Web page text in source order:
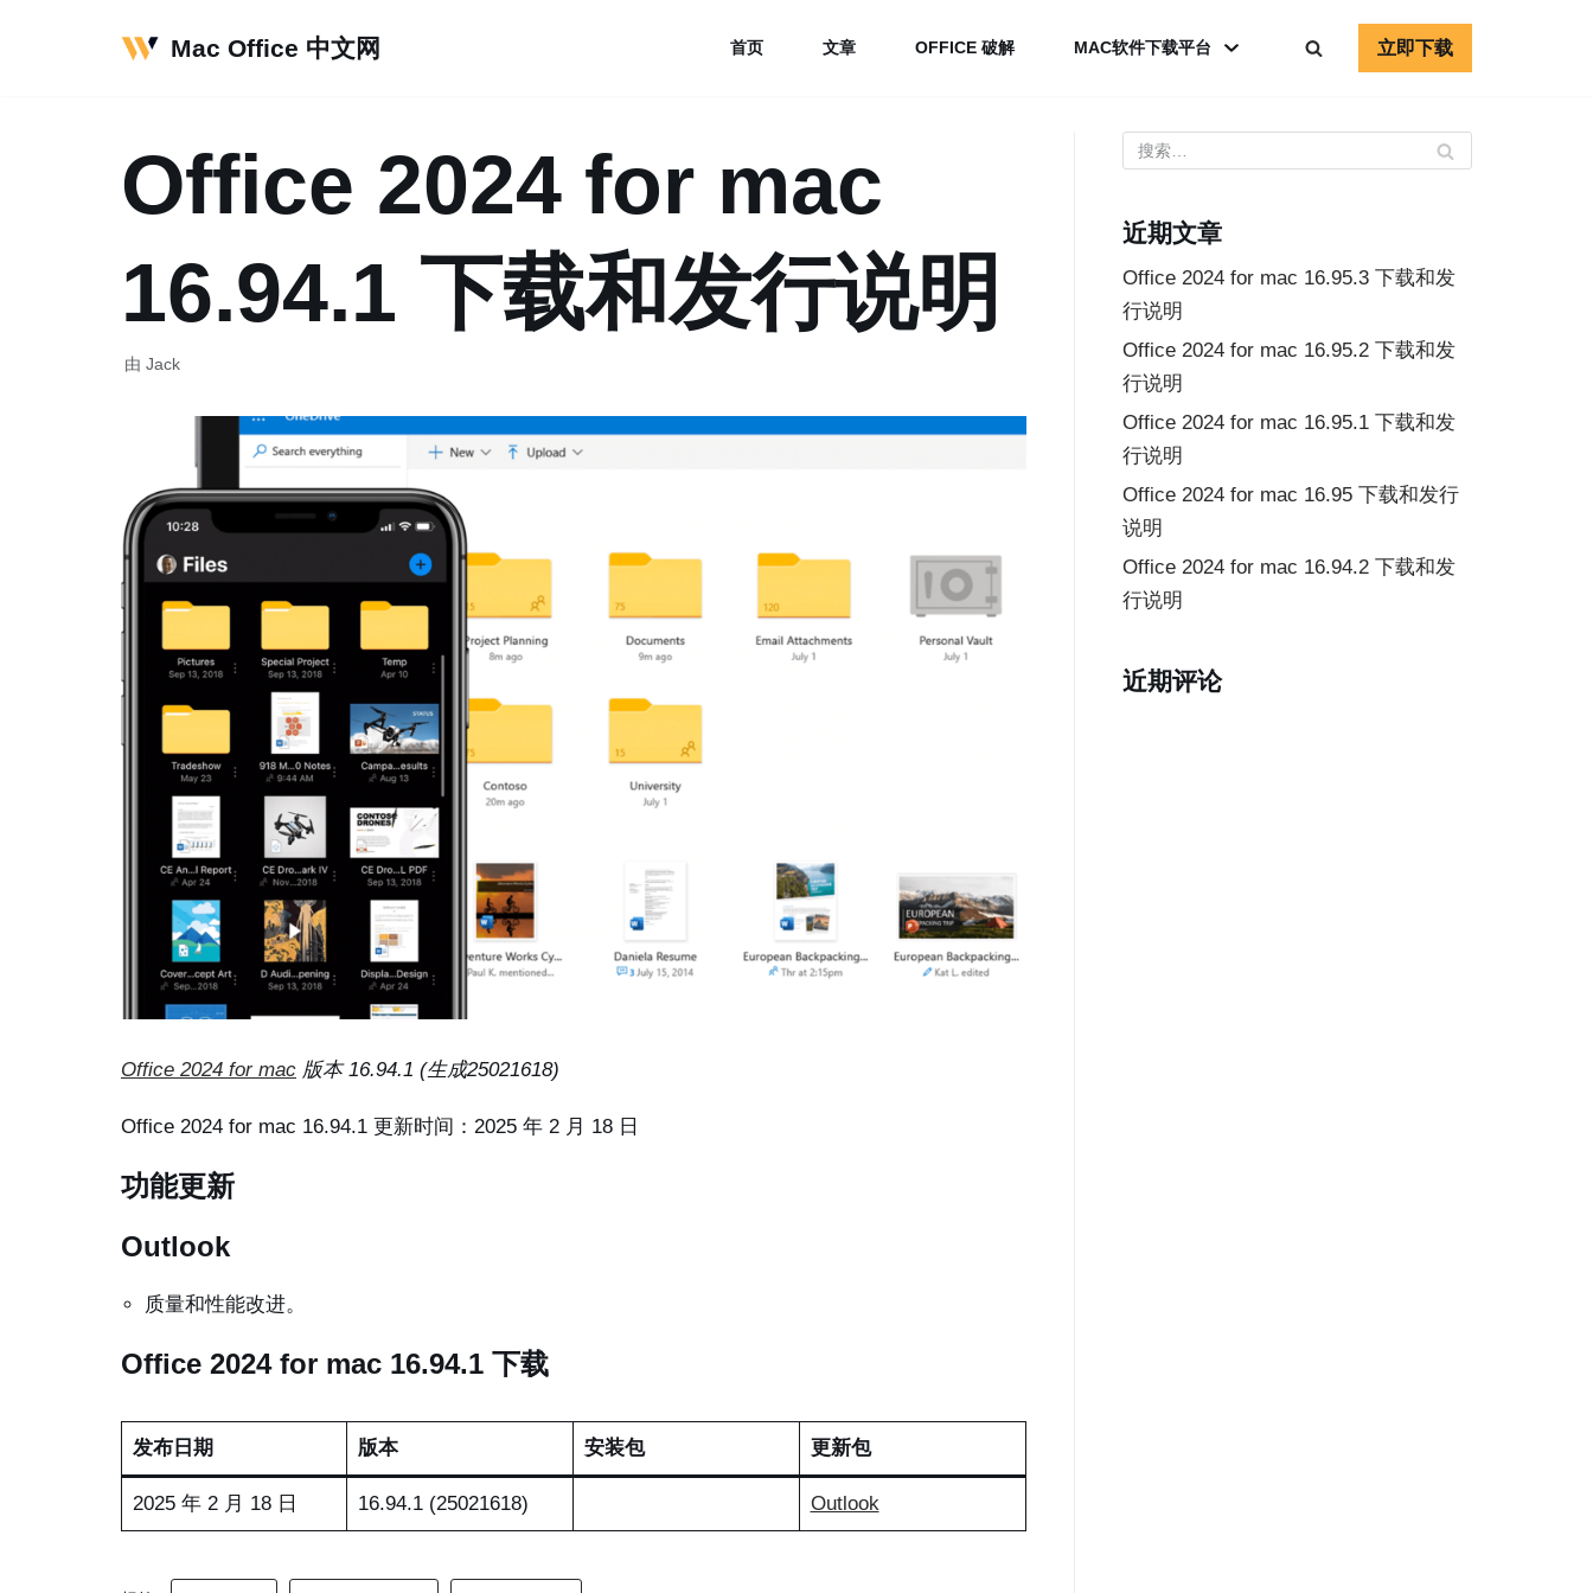
Mac Office 中文网 首页 文章 OFFICE 破解 MAC软件下载平台 立即下载
Office 2024 for mac
16.94.1 下载和发行说明
由 Jack
Office 2024 for mac 版本 16.94.1 (生成25021618)
Office 2024 for mac 16.94.1 更新时间：2025 年 2 月 18 日
功能更新
Outlook
质量和性能改进。
Office 2024 for mac 16.94.1 下载
发布日期 版本 安装包 更新包
2025 年 2 月 18 日 16.94.1 (25021618) Outlook
近期文章
Office 2024 for mac 16.95.3 下载和发
行说明
Office 2024 for mac 16.95.2 下载和发
行说明
Office 2024 for mac 16.95.1 下载和发
行说明
Office 2024 for mac 16.95 下载和发行
说明
Office 2024 for mac 16.94.2 下载和发
行说明
近期评论